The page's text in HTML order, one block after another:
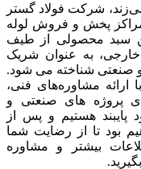
شرکت فولاد گستر
مراکز پخش و فروش لوله
سبد محصولی از طیف
به عنوان شریک
و صنعتی شناخته می شود.
ارائه مشاوره‌های فنی،
پروژه های صنعتی و
پایبند هستیم و پس از
بود تا از رضایت شما
بیشتر و مشاوره